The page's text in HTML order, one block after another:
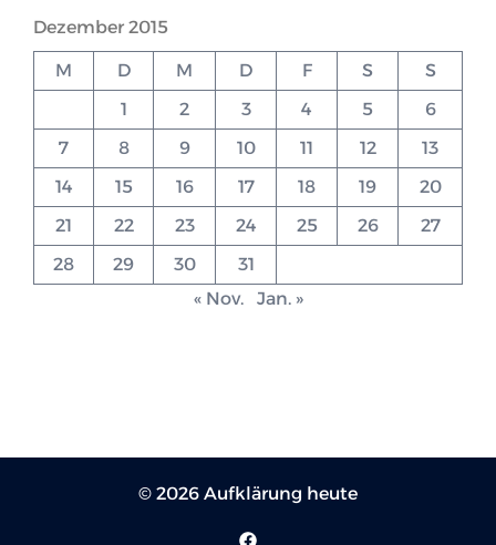
Dezember 2015
M D M D F S
S
1
2 3 4 5
6
7
8 9 10 11 12
13
14
15 16 17 18 19
20
21
22 23 24 25 26
27
28
29 30
31
« Nov.
Jan. »
© 2026 Aufklärung heute